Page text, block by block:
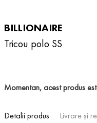
BILLIONAIRE
Tricou polo SS
Momentan, acest produs
Detalii produs Livrare și